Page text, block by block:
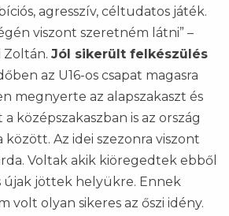
agresszív, céltudatos játék.
viszont szeretném látni” –
Zoltán. Jól sikerült felkészülés
az U16-os csapat magasra
megnyerte az alapszakaszt és
középszakaszban is az ország
között. Az idei szezonra viszont
Voltak akik kiöregedtek ebből
újak jöttek helyükre. Ennek
volt olyan sikeres az őszi idény.